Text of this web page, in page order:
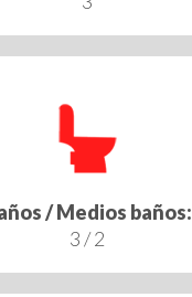
/ Medios baños:
3 / 2